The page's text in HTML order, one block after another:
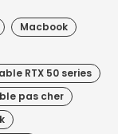
Macbook
RTX 50 series
pas cher